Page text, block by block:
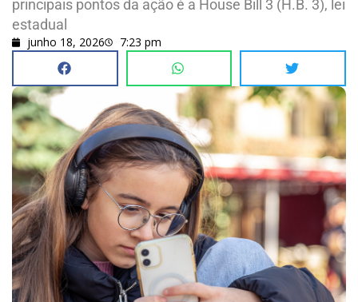
principais pontos da ação é a House Bill 3 (H.B. 3), lei
estadual
junho 18, 2026 7:23 pm